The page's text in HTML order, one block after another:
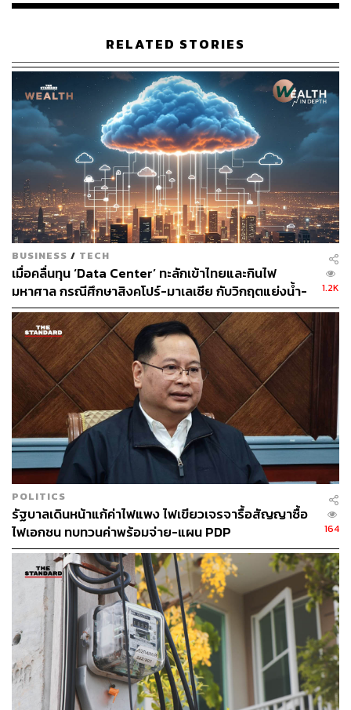
เศรษฐศาสตรดุษฎีบัณฑิต มหาวิทยาลัยจอร์จ วอชิงตัน
สหรัฐอเมริกา
เศรษฐศาสตรมหาบัณฑิต มหาวิทยาลัยจอร์จ วอชิงตัน
สหรัฐอเมริกา
วิทยาศาสตรมหาบัณฑิต สาขาการวิจัยเชิงปฏิบัติการ
วิทยาลัยเศรษฐศาสตร์และรัฐศาสตร์แห่งลอนดอน
(London School of Economics and Political Science)
ประเทศอังกฤษ
เศรษฐศาสตรบัณฑิต (ภาคภาษาอังกฤษ) มหาวิทยาลัย
ธรรมศาสตร์
ประสบการณ์การทำงานที่โดดเด่น
ดูแลและติดตามโครงการการประชาสัมพันธ์ตาม
สถานการณ์ของกระทรวงพลังงาน
คณะทำงานด้านการศึกษาสถาปัตยกรรมใหม่ด้าน
พลังงาน (New Energy Architecture) ร่วมกับ World
Economic Forum (WEF)
รองประธานคณะทำงานด้านการจัดทำแผนความร่วม
มือด้านพลังงานภูมิภาคอาเซียน (ASEAN Regional
Energy Policy and Planning Sub-Sector Network)
กรรมการและเลขานุการคณะทำงานด้านการใช้เชื้อ
เพลิงเพื่อการผลิตไฟฟ้าของอาเซียน
คณะทำงานด้านการสำรองน้ำมันแห่งชาติ (Strategic
Petroleum Reserve) กระทรวงพลังงาน
ที่ปรึกษาธนาคารโลก (World Bank)
สามารถติดตาม THE STANDARD WEALTH
ผ่านแอปพลิเคชันต่างๆ ที่คุณสะดวกหรือใช้งานอยู่แล้วได้เลย
TAGS: กกพ อัตราค่าไฟฟ้าผันแปร (Ft)
ค่าไฟฟ้า
สำนักงานคณะกรรมการกำกับกิจการพลังงาน
RELATED STORIES
BUSINESS / TECH
เมื่อคลื่นทุน ‘Data Center’ ทะลักเข้าไทยและกินไฟ
มหาศาล กรณีศึกษาสิงคโปร์-มาเลเซีย กับวิกฤตแย่งน้ำ-
ไฟ
1.2K
POLITICS
รัฐบาลเดินหน้าแก้ค่าไฟแพง ไฟเขียวเจรจารื้อสัญญาซื้อ
ไฟเอกชน ทบทวนค่าพร้อมจ่าย-แผน PDP
164